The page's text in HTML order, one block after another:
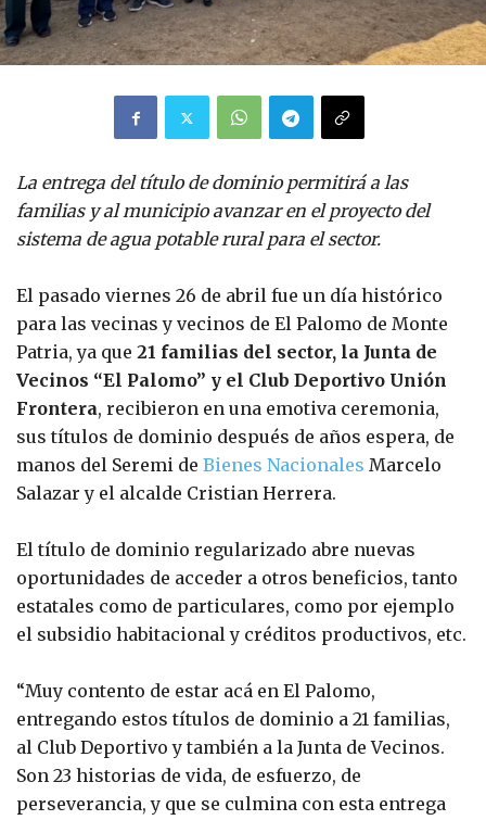
La entrega del título de dominio permitirá a las
familias y al municipio avanzar en el proyecto del
sistema de agua potable rural para el sector.
El pasado viernes 26 de abril fue un día histórico
para las vecinas y vecinos de El Palomo de Monte
Patria, ya que 21 familias del sector, la Junta de
Vecinos “El Palomo” y el Club Deportivo Unión
Frontera, recibieron en una emotiva ceremonia,
sus títulos de dominio después de años espera, de
manos del Seremi de Bienes Nacionales Marcelo
Salazar y el alcalde Cristian Herrera.
El título de dominio regularizado abre nuevas
oportunidades de acceder a otros beneficios, tanto
estatales como de particulares, como por ejemplo
el subsidio habitacional y créditos productivos, etc.
“Muy contento de estar acá en El Palomo,
entregando estos títulos de dominio a 21 familias,
al Club Deportivo y también a la Junta de Vecinos.
Son 23 historias de vida, de esfuerzo, de
perseverancia, y que se culmina con esta entrega